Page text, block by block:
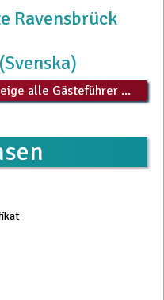
Ravensbrück
alle Gästeführer ...